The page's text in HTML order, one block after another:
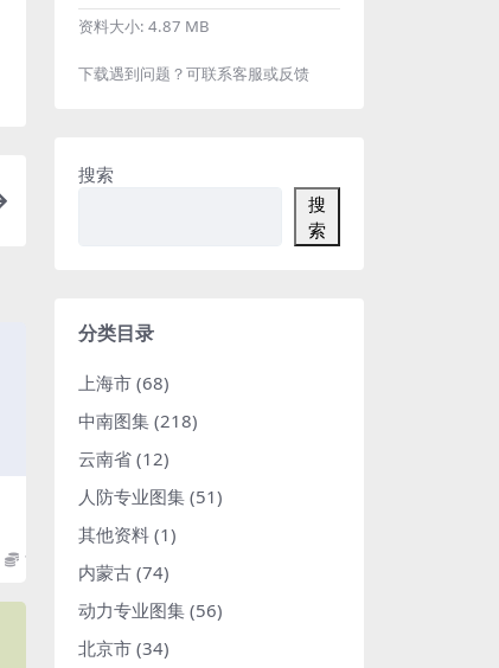
1.98
资料大小: 4.87 MB
下载遇到问题？可联系客服或反馈
搜索
搜
索
分类目录
上海市 (68)
中南图集 (218)
云南省 (12)
人防专业图集 (51)
其他资料 (1)
内蒙古 (74)
动力专业图集 (56)
北京市 (34)